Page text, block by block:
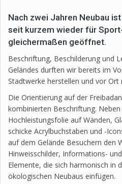
Nach zwei Jahren Neubau
seit kurzem wieder für
gleichermaßen geöffnet.
Beschriftung, Beschilderung und
Geländes durften wir bereits im
Stadtwerke herstellen und vor Ort
Die Orientierung auf der
kombinierten Beschriftung. Neben
Hochleistungsfolie auf Wänden,
schicke Acrylbuchstaben und -
auf dem Gelände Besuchern den
Hinweisschilder, Informations-
Elemente, die sich harmonisch in
ökologischen Neubaus einfügen.